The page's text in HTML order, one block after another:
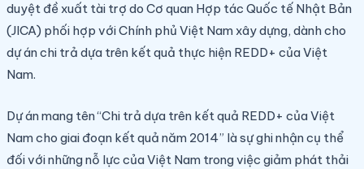
duyệt đề xuất tài trợ do Cơ quan Hợp tác Quốc tế Nhật Bản
(JICA) phối hợp với Chính phủ Việt Nam xây dựng, dành cho
dự án chi trả dựa trên kết quả thực hiện REDD+ của Việt
Nam.
Dự án mang tên “Chi trả dựa trên kết quả REDD+ của Việt
Nam cho giai đoạn kết quả năm 2014” là sự ghi nhận cụ thể
đối với những nỗ lực của Việt Nam trong việc giảm phát thải